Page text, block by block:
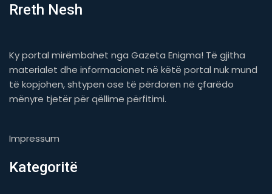
Rreth Nesh
Ky portal mirëmbahet nga Gazeta Enigma! Të gjitha
materialet dhe informacionet në këtë portal nuk mund
të kopjohen, shtypen ose të përdoren në çfarëdo
mënyre tjetër për qëllime përfitimi.
Impressum
Kategoritë